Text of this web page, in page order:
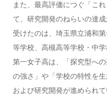
また、最高評価につぐ「こ
て、研究開発のねらいの達
受けたのは、埼玉県立浦和
等学校、高槻高等学校・中
第一女子高は、「探究型へ
の強さ」や「学校の特性を
および研究開発が進められ